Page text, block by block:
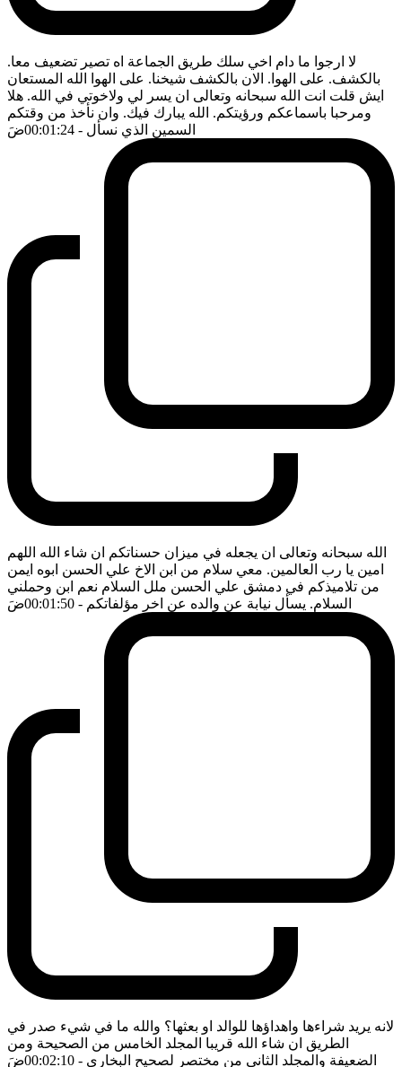
لا ارجوا ما دام اخي سلك طريق الجماعة اه تصير تضعيف معا.
بالكشف. على الهوا. الان بالكشف شيخنا. على الهوا الله المستعان
ايش قلت انت الله سبحانه وتعالى ان يسر لي ولاخوتي في الله. هلا
ومرحبا باسماعكم ورؤيتكم. الله يبارك فيك. وان نأخذ من وقتكم
السمين الذي نسأل - 00:01:24 ضَ
الله سبحانه وتعالى ان يجعله في ميزان حسناتكم ان شاء الله اللهم
امين يا رب العالمين. معي سلام من ابن الاخ علي الحسن ابوه ايمن
من تلاميذكم في دمشق علي الحسن ملل السلام نعم ابن وحملني
السلام. يسأل نيابة عن والده عن اخر مؤلفاتكم - 00:01:50 ضَ
لانه يريد شراءها واهداؤها للوالد او بعثها؟ والله ما في شيء صدر في
الطريق ان شاء الله قريبا المجلد الخامس من الصحيحة ومن
الضعيفة والمجلد الثاني من مختصر لصحيح البخاري - 00:02:10 ضَ